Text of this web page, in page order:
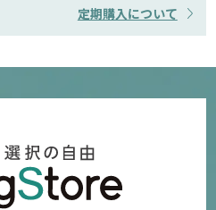
定期購入について